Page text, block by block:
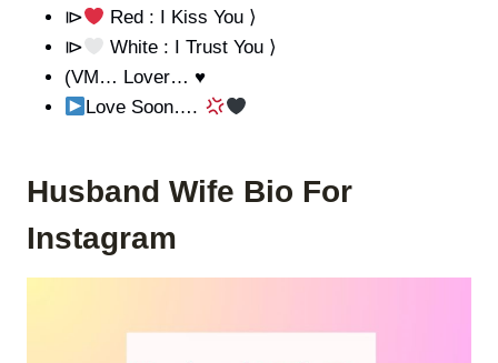
⧐
Red : I Kiss You ⟩
⧐
White : I Trust You ⟩
(VM… Lover… ♥️
Love Soon….
Husband Wife Bio For
Instagram